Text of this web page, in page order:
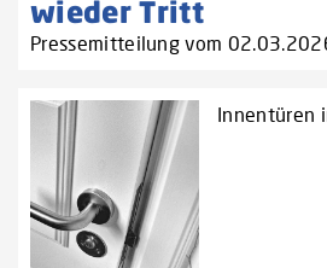
wieder Tritt
Pressemitteilung vom
Innentüren